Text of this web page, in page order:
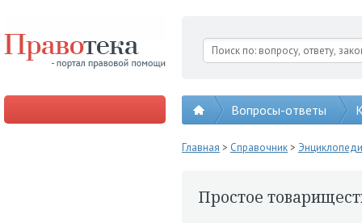
Вопросы-ответы
Главная > Справочник>
Простое